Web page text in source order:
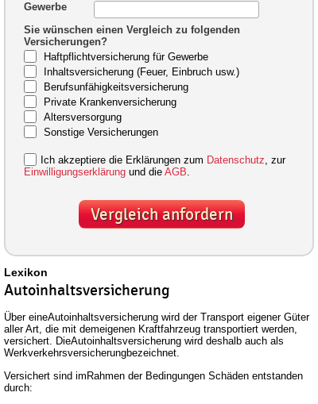
Gewerbe
Sie wünschen einen Vergleich zu folgenden
Versicherungen?
Haftpflichtversicherung für Gewerbe
Inhaltsversicherung (Feuer, Einbruch usw.)
Berufsunfähigkeitsversicherung
Private Krankenversicherung
Altersversorgung
Sonstige Versicherungen
Ich akzeptiere die Erklärungen zum Datenschutz , zur
Einwilligungserklärung und die AGB.
Vergleich anfordern
Lexikon
Autoinhaltsversicherung
Über eineAutoinhaltsversicherung wird der Transport eigener Güter
aller Art, die mit demeigenen Kraftfahrzeug transportiert werden,
versichert. DieAutoinhaltsversicherung wird deshalb auch als
Werkverkehrsversicherungbezeichnet.
Versichert sind imRahmen der Bedingungen Schäden entstanden
durch: